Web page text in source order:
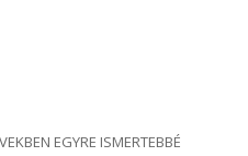
EGYRE ISMERTEBBÉ